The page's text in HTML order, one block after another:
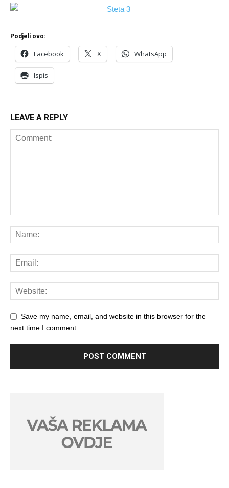
Podjeli ovo:
Facebook X WhatsApp
Ispis
LEAVE A REPLY
Save my name, email, and website in this browser for the
next time I comment.